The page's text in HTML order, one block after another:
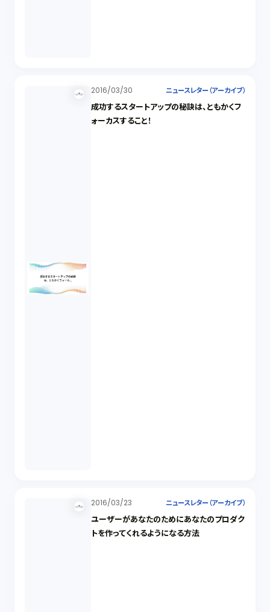
2016/03/30 ニュースレター（アーカイブ）
成功するスタートアップの秘訣は、ともかくフ
ォーカスすること！
2016/03/23 ニュースレター（アーカイブ）
ユーザーがあなたのためにあなたのプロダク
トを作ってくれるようになる方法